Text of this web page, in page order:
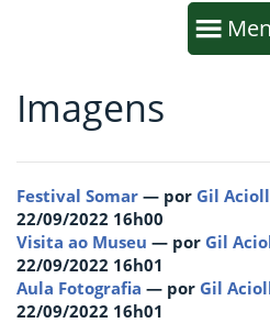
Fim da navegação
Início do conteúdo
Imagens
Festival Somar — por Gil
22/09/2022 16h00
Visita ao Museu — por Gil
22/09/2022 16h01
Aula Fotografia — por Gil
22/09/2022 16h01